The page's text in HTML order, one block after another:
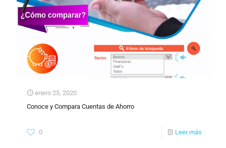
enero 25, 2020
Conoce y Compara Cuentas de Ahorro
0 Leer más